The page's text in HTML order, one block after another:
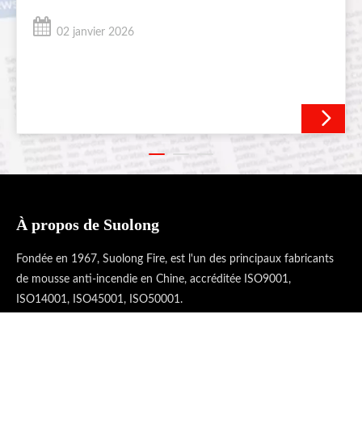
décennies, les mousses filmogènes aqueuses (AFFF)
constituaient la norme industrielle pour supprimer les
02 janvier 2026
À propos de Suolong
Fondée en 1967, Suolong Fire, est l'un des principaux fabricants
de mousse anti-incendie en Chine, accréditée ISO9001,
ISO14001, ISO45001, ISO50001.